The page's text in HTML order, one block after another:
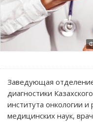
Заведующая
диагностики
института онкологии
медицинских наук,